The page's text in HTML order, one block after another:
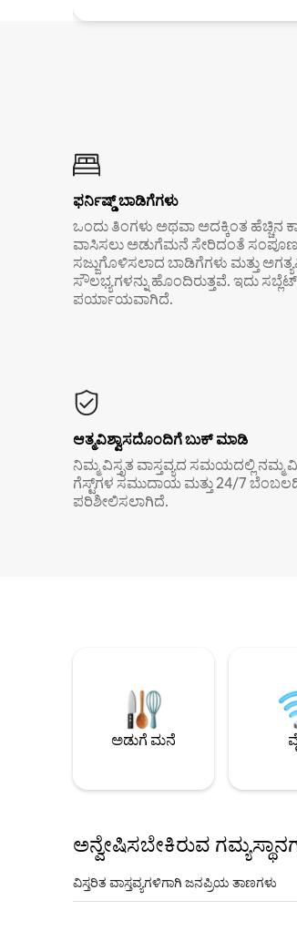
ಫರ್ನಿಷ್ಡ್ ಬಾಡಿಗೆಗಳು
ಒಂದು ತಿಂಗಳು ಅಥವಾ ಅದಕ್ಕಿಂತ ಹೆಚ್ಚಿನ
ವಾಸಿಸಲು ಅಡುಗೆಮನೆ ಸೇರಿದಂತೆ
ಸಜ್ಜುಗೊಳಿಸಲಾದ ಬಾಡಿಗೆಗಳು ಮತ್ತು
ಸೌಲಭ್ಯಗಳನ್ನು ಹೊಂದಿರುತ್ತವೆ. ಇದು
ಪರ್ಯಾಯವಾಗಿದೆ.
ಆತ್ಮವಿಶ್ವಾಸದೊಂದಿಗೆ ಬುಕ್ ಮಾಡಿ
ನಿಮ್ಮ ವಿಸ್ತೃತ ವಾಸ್ತವ್ಯದ ಸಮಯದಲ್ಲಿ ನಮ್ಮ
ಗೆಸ್ಟ್‌ಗಳ ಸಮುದಾಯ ಮತ್ತು 24/7
ಪರಿಶೀಲಿಸಲಾಗಿದೆ.
ಅಡುಗೆ ಮನೆ
ಅನ್ವೇಷಿಸಬೇಕಿರುವ
ವಿಸ್ತರಿತ ವಾಸ್ತವ್ಯಗಳಿಗಾಗಿ ಜನಪ್ರಿಯ ತಾಣಗಳು